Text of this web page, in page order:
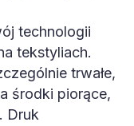
technologii
tekstyliach.
trwałe,
środki piorące,
Druk